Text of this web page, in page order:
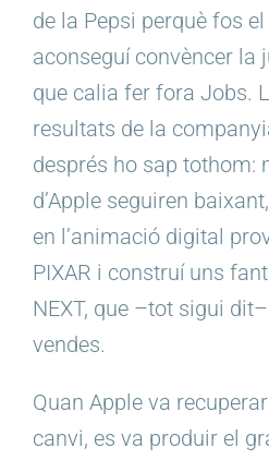
de la Pepsi perquè fos el
aconseguí convèncer la
que calia fer fora Jobs.
resultats de la
després ho sap tothom:
d’Apple seguiren
en l’animació digital
PIXAR i construí uns
NEXT, que –tot sigui
vendes.
Quan Apple va
canvi, es va produir el